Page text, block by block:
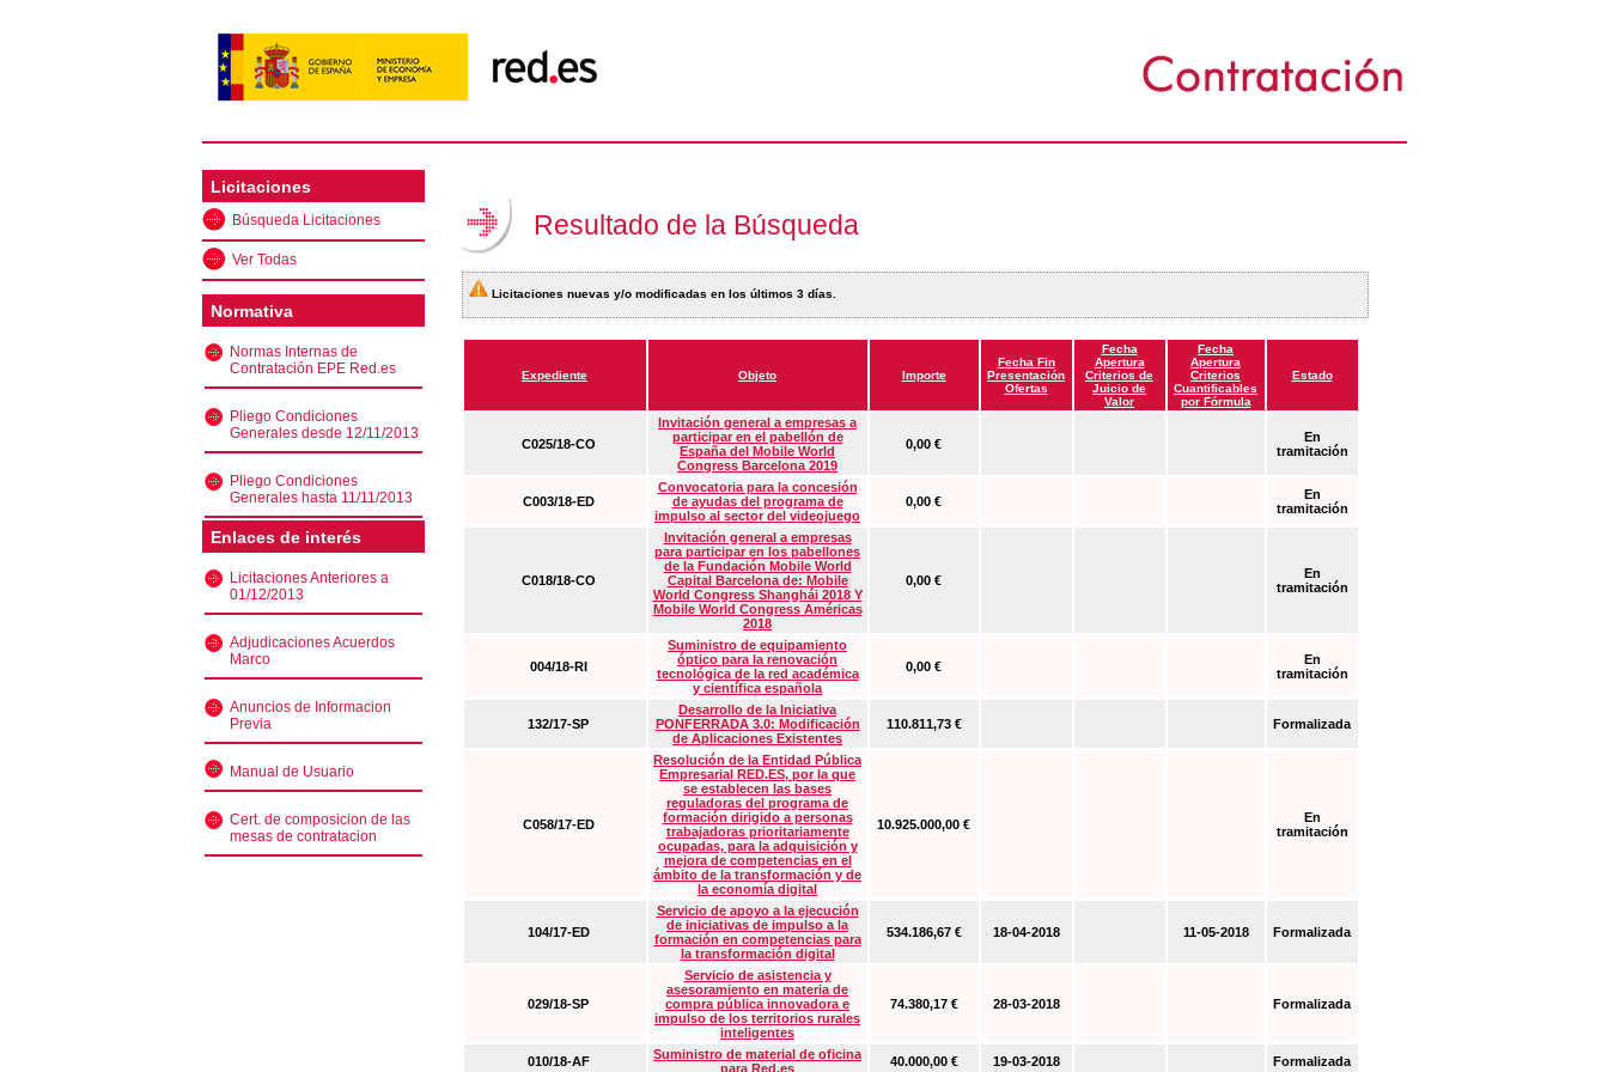
Licitaciones
Búsqueda Licitaciones
Ver Todas
Normativa
Normas Internas de
Contratación EPE Red.es
Pliego Condiciones
Generales desde 12/11/2013
Pliego Condiciones
Generales hasta 11/11/2013
Enlaces de interés
Licitaciones Anteriores a
01/12/2013
Adjudicaciones Acuerdos
Marco
Anuncios de Informacion
Previa
Manual de Usuario
Cert. de composicion de las
mesas de contratacion
Resultado de la Búsqueda
Licitaciones nuevas y/o modificadas en los últimos 3 días.
Expediente Objeto Importe
Fecha Fin
Presentación
Ofertas
Fecha
Apertura
Criterios de
Juicio de
Valor
Fecha
Apertura
Criterios
Cuantificables
por Fórmula
Estado
C025/18-CO
Invitación general a empresas a
participar en el pabellón de
España del Mobile World
Congress Barcelona 2019
0,00 €
En
tramitación
C003/18-ED
Convocatoria para la concesión
de ayudas del programa de
impulso al sector del videojuego
0,00 €
En
tramitación
C018/18-CO
Invitación general a empresas
para participar en los pabellones
de la Fundación Mobile World
Capital Barcelona de: Mobile
World Congress Shanghái 2018 Y
Mobile World Congress Américas
2018
0,00 €
En
tramitación
004/18-RI
Suministro de equipamiento
óptico para la renovación
tecnológica de la red académica
y científica española
0,00 €
En
tramitación
132/17-SP
Desarrollo de la Iniciativa
PONFERRADA 3.0: Modificación
de Aplicaciones Existentes
110.811,73 € Formalizada
C058/17-ED
Resolución de la Entidad Pública
Empresarial RED.ES, por la que
se establecen las bases
reguladoras del programa de
formación dirigido a personas
trabajadoras prioritariamente
ocupadas, para la adquisición y
mejora de competencias en el
ámbito de la transformación y de
la economía digital
10.925.000,00 €
En
tramitación
104/17-ED
Servicio de apoyo a la ejecución
de iniciativas de impulso a la
formación en competencias para
la transformación digital
534.186,67 € 18-04-2018 11-05-2018 Formalizada
029/18-SP
Servicio de asistencia y
asesoramiento en materia de
compra pública innovadora e
impulso de los territorios rurales
inteligentes
74.380,17 € 28-03-2018 Formalizada
010/18-AF
Suministro de material de oficina
para Red.es
40.000,00 € 19-03-2018 Formalizada